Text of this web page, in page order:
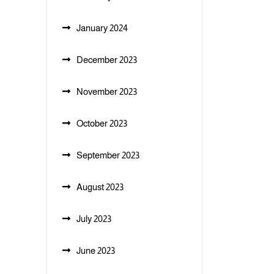
January 2024
December 2023
November 2023
October 2023
September 2023
August 2023
July 2023
June 2023